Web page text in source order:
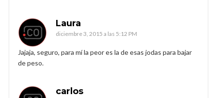
Laura
diciembre 3, 2015 a las 5:12 PM
Jajaja, seguro, para mí la peor es la de esas jodas para bajar
de peso.
carlos